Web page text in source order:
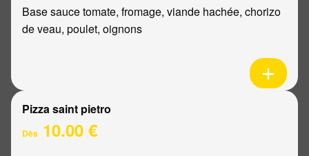
Base sauce tomate, fromage, viande hachée, chorizo
de veau, poulet, oignons
Pizza saint pietro
Dès 10.00 €